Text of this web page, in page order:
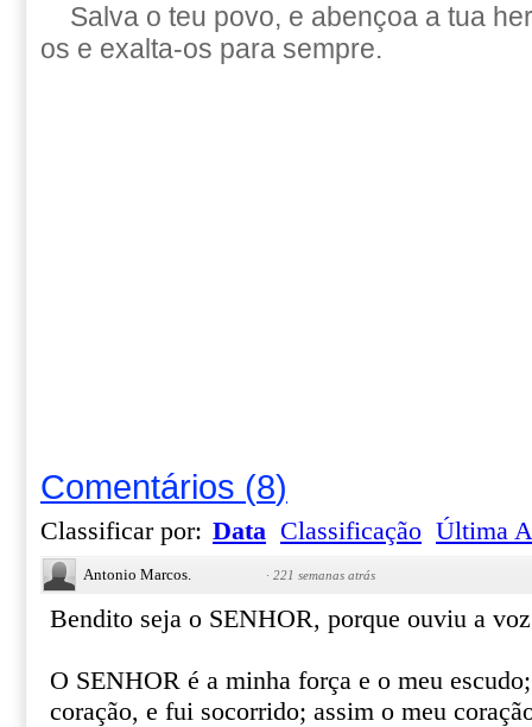
Salva o teu povo, e abençoa a tua
os e exalta-os para sempre.
Comentários (8)
Classificar por: Data Classificação Última
Antonio Marcos. · 221 semanas atrás
Bendito seja o SENHOR, porque ouviu a
O SENHOR é a minha força e o meu
coração, e fui socorrido; assim o meu